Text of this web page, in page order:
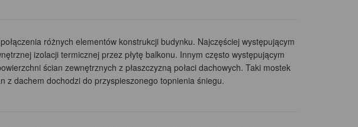
różnych elementów konstrukcji budynku. Najczęściej występującym
izolacji termicznej przez płytę balkonu. Innym często występującym
ścian zewnętrznych z płaszczyzną połaci dachowych. Taki mostek
z dachem dochodzi do przyspieszonego topnienia śniegu.